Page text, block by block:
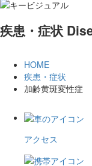
疾患・症状
HOME
疾患・症状
加齢黄斑変性症
アクセス